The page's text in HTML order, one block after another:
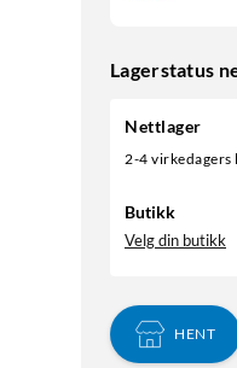
Lagerstatus
Nettlager
2-4
Butikk
Velg din butikk
HENT